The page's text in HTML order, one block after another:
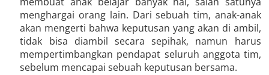
menghargai orang lain. Dari sebuah tim, anak-anak
akan mengerti bahwa keputusan yang akan di ambil,
tidak bisa diambil secara sepihak, namun harus
mempertimbangkan pendapat seluruh anggota tim,
sebelum mencapai sebuah keputusan bersama.